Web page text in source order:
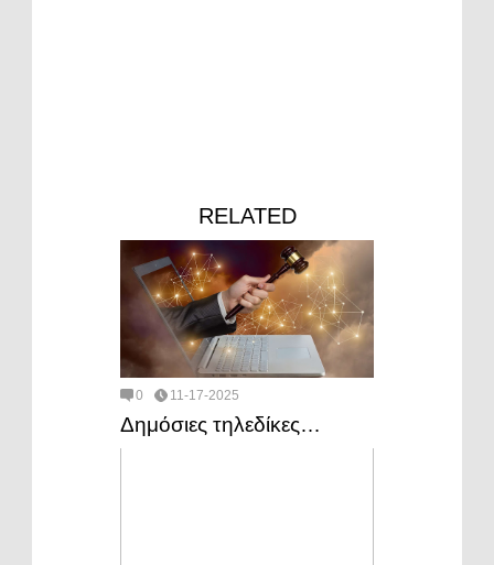
RELATED
0 11-17-2025
Δημόσιες τηλεδίκες…